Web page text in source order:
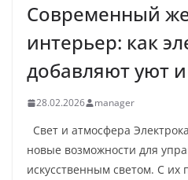
Современный
интерьер: как
добавляют уют
28.02.2026 manager
Свет и атмосфера
новые возможности для
искусственным светом. С